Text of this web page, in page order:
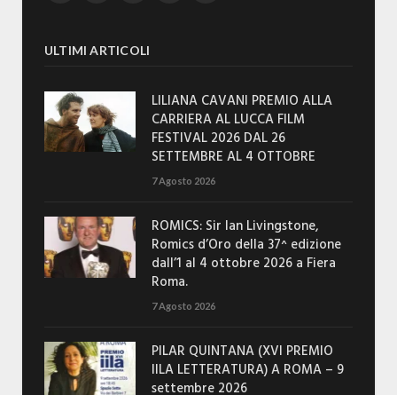
ULTIMI ARTICOLI
LILIANA CAVANI PREMIO ALLA
CARRIERA AL LUCCA FILM
FESTIVAL 2026 DAL 26
SETTEMBRE AL 4 OTTOBRE
7 Agosto 2026
ROMICS: Sir Ian Livingstone,
Romics d’Oro della 37^ edizione
dall’1 al 4 ottobre 2026 a Fiera
Roma.
7 Agosto 2026
PILAR QUINTANA (XVI PREMIO
IILA LETTERATURA) A ROMA – 9
settembre 2026